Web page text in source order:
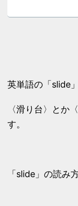
英単語の「slide
〈滑り台〉とか
す。
「slide」の読み